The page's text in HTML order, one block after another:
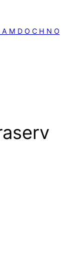
M D O C H N O